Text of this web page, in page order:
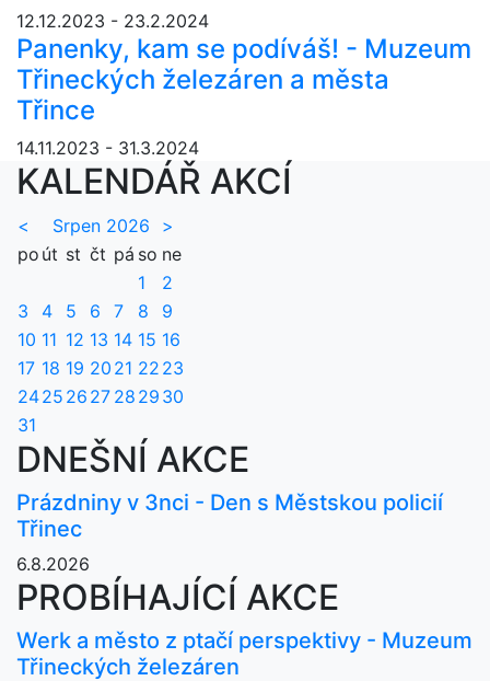
12.12.2023 - 23.2.2024
Panenky, kam se podíváš! - Muzeum
Třineckých železáren a města
Třince
14.11.2023 - 31.3.2024
KALENDÁŘ AKCÍ
< Srpen 2026
>
po út st čt pá so ne
1
2
3
4 5 6 7 8
9
10 11 12 13 14 15 16
17 18 19 20 21 22 23
2425 26 27 28 29 30
31
DNEŠNÍ AKCE
Prázdniny v 3nci - Den s Městskou policií
Třinec
6.8.2026
PROBÍHAJÍCÍ AKCE
Werk a město z ptačí perspektivy - Muzeum
Třineckých železáren